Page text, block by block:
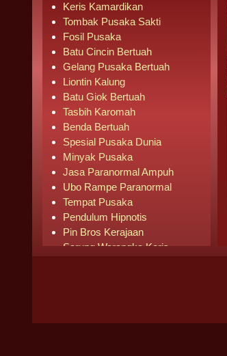
Keris Kamardikan
Tombak Pusaka Sakti
Fosil Pusaka
Batu Cincin Bertuah
Gelang Pusaka Bertuah
Liontin Kalung
Batu Giok Bertuah
Tasbih Karomah
Benda Bertuah
Spesial Pusaka Dunia
Minyak Pusaka
Jasa Paranormal Ampuh
Ubo Rampe Paranormal
Tempat Pusaka
Pendulum Hipnotis
Pin Bros Kerajaan
Sarung Warangka Keris
Pusaka Laris Terjual